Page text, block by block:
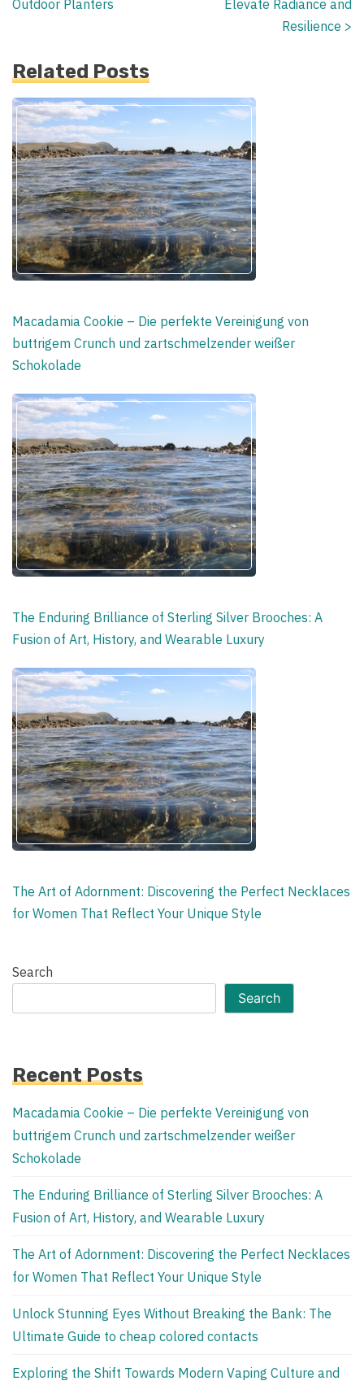
Outdoor Planters
Elevate Radiance and
Resilience >
Related Posts
Macadamia Cookie – Die perfekte Vereinigung von
buttrigem Crunch und zartschmelzender weißer
Schokolade
The Enduring Brilliance of Sterling Silver Brooches: A
Fusion of Art, History, and Wearable Luxury
The Art of Adornment: Discovering the Perfect Necklaces
for Women That Reflect Your Unique Style
Search
Search
Recent Posts
Macadamia Cookie – Die perfekte Vereinigung von
buttrigem Crunch und zartschmelzender weißer
Schokolade
The Enduring Brilliance of Sterling Silver Brooches: A
Fusion of Art, History, and Wearable Luxury
The Art of Adornment: Discovering the Perfect Necklaces
for Women That Reflect Your Unique Style
Unlock Stunning Eyes Without Breaking the Bank: The
Ultimate Guide to cheap colored contacts
Exploring the Shift Towards Modern Vaping Culture and